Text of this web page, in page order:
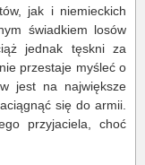
jak i niemieckich
świadkiem losów
jednak tęskni za
przestaje myśleć o
jest na największe
się do armii.
przyjaciela, choć